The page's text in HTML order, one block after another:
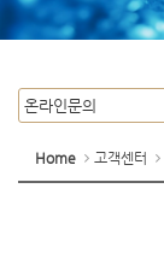
m
o
i
o
Home 고객센터